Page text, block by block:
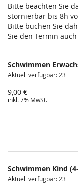
Bitte beachten Sie
stornierbar bis 8h
Bitte buchen Sie
Sie den Termin
Schwimmen
Aktuell verfügbar: 23
9,00 €
inkl. 7% MwSt.
Schwimmen Kind
Aktuell verfügbar: 23